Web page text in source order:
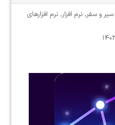
سیر و سفر, نرم افزار, نرم افزارهای